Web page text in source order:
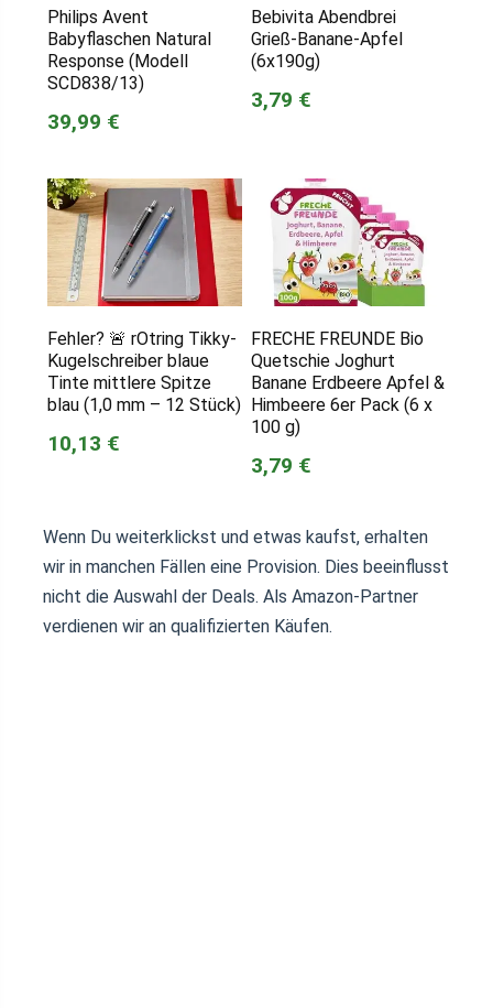
Philips Avent
Babyflaschen Natural
Response (Modell
SCD838/13)
39,99 €
Bebivita Abendbrei
Grieß-Banane-Apfel
(6x190g)
3,79 €
Fehler? 🚨 rOtring Tikky-
Kugelschreiber blaue
Tinte mittlere Spitze
blau (1,0 mm – 12 Stück)
10,13 €
FRECHE FREUNDE Bio
Quetschie Joghurt
Banane Erdbeere Apfel &
Himbeere 6er Pack (6 x
100 g)
3,79 €
Wenn Du weiterklickst und etwas kaufst, erhalten
wir in manchen Fällen eine Provision. Dies beeinflusst
nicht die Auswahl der Deals. Als Amazon-Partner
verdienen wir an qualifizierten Käufen.